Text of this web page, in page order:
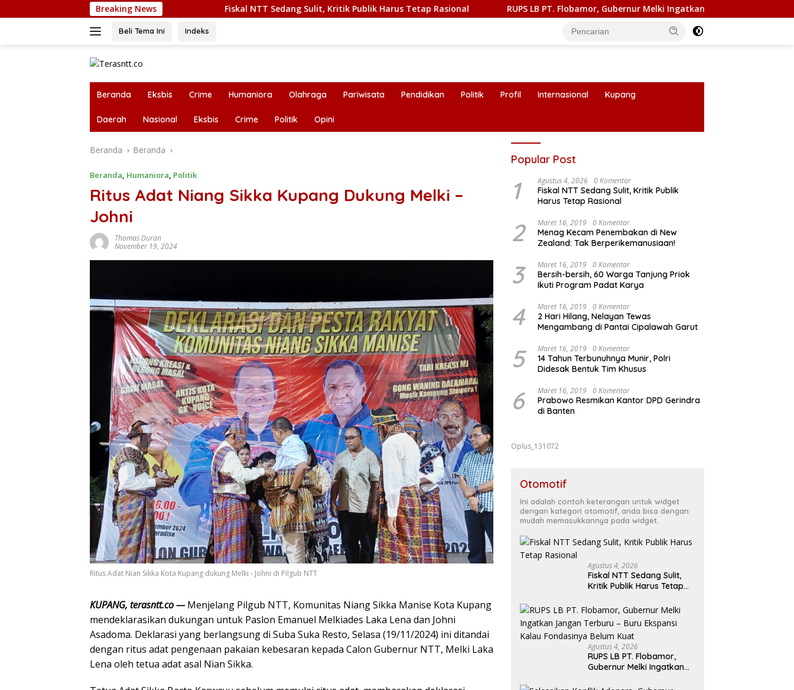
ke
Breaking News Fiskal NTT Sedang Sulit, Kritik Publik Harus Tetap Rasional RUPS LB PT. Flobamor, Gubernur Melki Ingatkan Jangan Terburu – Buru Ekspansi
Beli Tema Ini Indeks
Beranda Eksbis Crime Humaniora Olahraga Pariwisata Pendidikan Politik Profil Internasional Kupang
Daerah Nasional Eksbis Crime Politik Opini
Beranda Beranda
Beranda, Humaniora, Politik
Ritus Adat Niang Sikka Kupang Dukung Melki –
Johni
Thomas Duran
November 19, 2024
Ritus Adat Nian Sikka Kota Kupang dukung Melki - Johni di Pilgub NTT
KUPANG, terasntt.co —Menjelang Pilgub NTT, Komunitas Niang Sikka Manise Kota Kupang
mendeklarasikan dukungan untuk Paslon Emanuel Melkiades Laka Lena dan Johni
Asadoma. Deklarasi yang berlangsung di Suba Suka Resto, Selasa (19/11/2024) ini ditandai
dengan ritus adat pengenaan pakaian kebesaran kepada Calon Gubernur NTT, Melki Laka
Lena oleh tetua adat asal Nian Sikka.
Popular Post
1 Agustus 4, 2026 0 Komentar
Fiskal NTT Sedang Sulit, Kritik Publik
Harus Tetap Rasional
2 Maret 16, 2019 0 Komentar
Menag Kecam Penembakan di New
Zealand: Tak Berperikemanusiaan!
3 Maret 16, 2019 0 Komentar
Bersih-bersih, 60 Warga Tanjung Priok
Ikuti Program Padat Karya
4 Maret 16, 2019 0 Komentar
2 Hari Hilang, Nelayan Tewas
Mengambang di Pantai Cipalawah Garut
5 Maret 16, 2019 0 Komentar
14 Tahun Terbunuhnya Munir, Polri
Didesak Bentuk Tim Khusus
6 Maret 16, 2019 0 Komentar
Prabowo Resmikan Kantor DPD Gerindra
di Banten
Oplus_131072
Otomotif
Ini adalah contoh keterangan untuk widget
dengan kategori otomotif, anda bisa dengan
mudah memasukkannya pada widget.
Agustus 4, 2026
Fiskal NTT Sedang Sulit,
Kritik Publik Harus Tetap
Agustus 4, 2026
RUPS LB PT. Flobamor,
Gubernur Melki Ingatkan